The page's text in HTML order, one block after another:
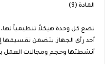
المادة (9)
تضع كل وحدة هيكلاً تنظيمياً
أخد رأى الجهاز, يتضمن
أنشطتها وحجم ومجالات العمل